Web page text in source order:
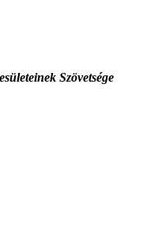
Szövetsége